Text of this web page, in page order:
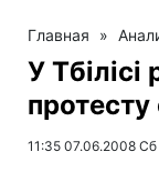
Главная »
У
протесту
11:35 07.06.2008 Сб